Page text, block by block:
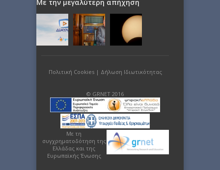
Με την μεγαλύτερη απήχηση
Πολιτική Cookies| Δήλωση Ιδιωτικότητας
© GRNET 2016
Με τη
συγχρηματοδότηση της
Ελλάδας και της
Ευρωπαϊκής Ένωσης